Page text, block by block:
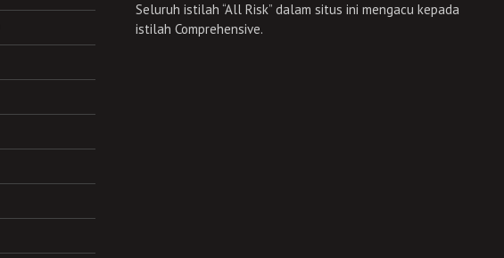
Seluruh istilah “All Risk” dalam situs ini mengacu kepada
istilah Comprehensive.